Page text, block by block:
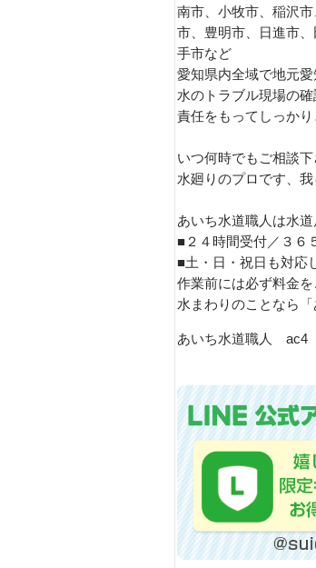
南市、小牧市、稲沢
市、豊明市、日進市
手市など
愛知県内全域で地元
水のトラブル現場の
責任をもってしっかり
いつ何時でもご相談下
水廻りのプロです、我
あいち水道職人は水道
■２４時間受付／３６
■土・日・祝日も対応
作業前には必ず料金
水まわりのことなら
あいち水道職人 ac4